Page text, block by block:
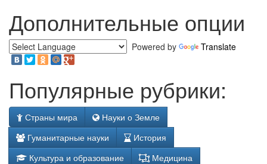
Дополнительные опции
Powered by Translate
Популярные рубрики:
Страны мира
Науки о Земле
Гуманитарные науки
История
Культура и образование
Медицина